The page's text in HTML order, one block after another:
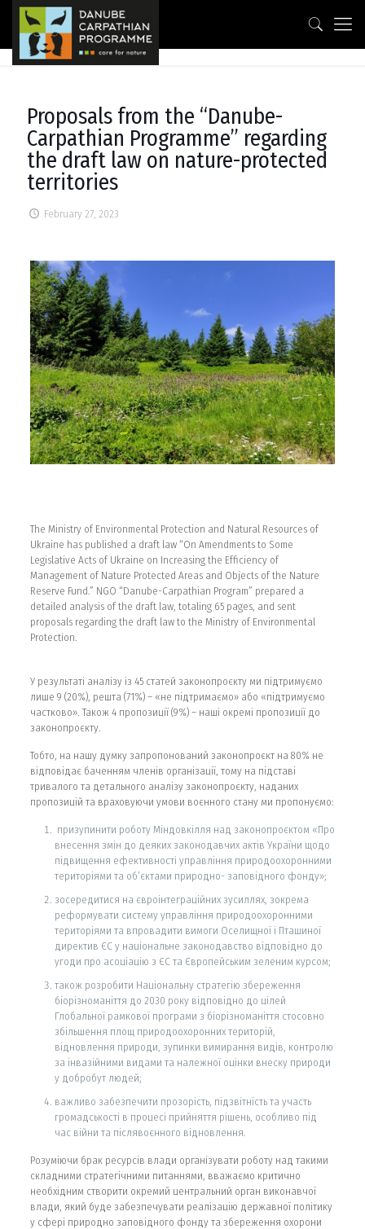
Proposals from the “Danube-
Carpathian Programme” regarding
the draft law on nature-protected
territories
February 27, 2023
The Ministry of Environmental Protection and Natural Resources of
Ukraine has published a draft law “On Amendments to Some
Legislative Acts of Ukraine on Increasing the Efficiency of
Management of Nature Protected Areas and Objects of the Nature
Reserve Fund.” NGO “Danube-Carpathian Program” prepared a
detailed analysis of the draft law, totaling 65 pages, and sent
proposals regarding the draft law to the Ministry of Environmental
Protection.
У результаті аналізу із 45 статей законопроєкту ми підтримуємо
лише 9 (20%), решта (71%) – «не підтримаємо» або «підтримуємо
частково». Також 4 пропозиції (9%) – наші окремі пропозиції до
законопроєкту.
Тобто, на нашу думку запропонований законопроєкт на 80% не
відповідає баченням членів організації, тому на підставі
тривалого та детального аналізу законопроєкту, наданих
пропозицій та враховуючи умови воєнного стану ми пропонуємо:
призупинити роботу Міндовкілля над законопроєктом «Про
внесення змін до деяких законодавчих актів України щодо
підвищення ефективності управління природоохоронними
територіями та об’єктами природно- заповідного фонду»;
зосередитися на євроінтеграційних зусиллях, зокрема
реформувати систему управління природоохоронними
територіями та впровадити вимоги Оселищної і Пташиної
директив ЄС у національне законодавство відповідно до
угоди про асоціацію з ЄС та Європейським зеленим курсом;
також розробити Національну стратегію збереження
біорізноманіття до 2030 року відповідно до цілей
Глобальної рамкової програми з біорізноманіття стосовно
збільшення площ природоохоронних територій,
відновлення природи, зупинки вимирання видів, контролю
за інвазійними видами та належної оцінки внеску природи
у добробут людей;
важливо забезпечити прозорість, підзвітність та участь
громадськості в процесі прийняття рішень, особливо під
час війни та післявоєнного відновлення.
Розуміючи брак ресурсів влади організувати роботу над такими
складними стратегічними питаннями, вважаємо критично
необхідним створити окремий центральний орган виконавчої
влади, який буде забезпечувати реалізацію державної політику
у сфері природно заповідного фонду та збереження охорони